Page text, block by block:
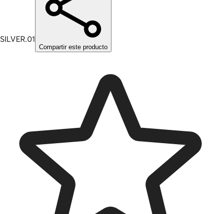
SILVER.01
Compartir este producto